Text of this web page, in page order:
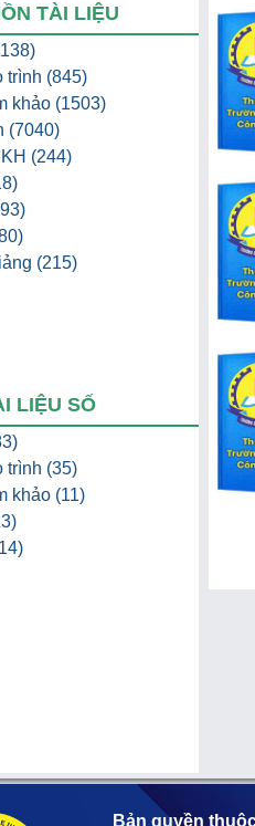
TÀI LIỆU
trình (845)
khảo (1503)
(7040)
(244)
(215)
LIỆU SỐ
trình (35)
khảo (11)
Bản quyền